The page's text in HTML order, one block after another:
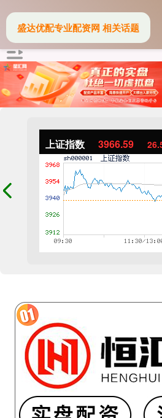
上证指数 3966.59
盛达优配专业配资网 相关话题